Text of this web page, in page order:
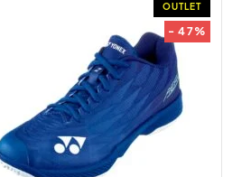
OUTLET
- 47%